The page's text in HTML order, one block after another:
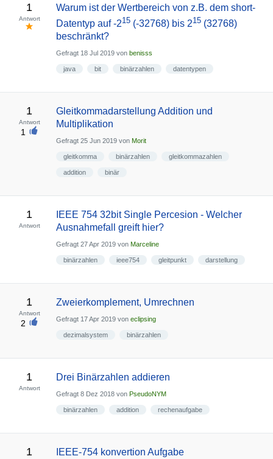
1
Antwort
Warum ist der Wertbereich von z.B. dem short-
Datentyp auf -215(-32768) bis 215(32768)
beschränkt?
Gefragt 18 Jul 2019 von benisss
java bit binärzahlen datentypen
1
Antwort
1
Gleitkommadarstellung Addition und
Multiplikation
Gefragt 25 Jun 2019 von Morit
gleitkomma binärzahlen gleitkommazahlen
addition binär
1
Antwort
IEEE 754 32bit Single Percesion - Welcher
Ausnahmefall greift hier?
Gefragt 27 Apr 2019 von Marceline
binärzahlen ieee754 gleitpunkt darstellung
1
Antwort
2
Zweierkomplement, Umrechnen
Gefragt 17 Apr 2019 von eclipsing
dezimalsystem binärzahlen
1
Antwort
Drei Binärzahlen addieren
Gefragt 8 Dez 2018 von PseudoNYM
binärzahlen addition rechenaufgabe
1 IEEE-754 konvertion Aufgabe